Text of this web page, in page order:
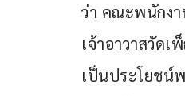
ว่า คณะพนักงา
เจ้าอาวาสวัด
เป็นประโยชน์